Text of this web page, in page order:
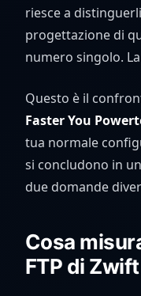
riesce a
progettazione di
numero singolo.
Questo è il
Faster You
tua normale
si concludono in
due domande
Cosa
FTP di Zwift